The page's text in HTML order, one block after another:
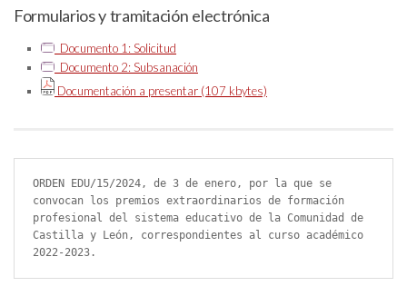
Formularios y tramitación electrónica
Documento 1: Solicitud
Documento 2: Subsanación
Documentación a presentar (107 kbytes)
ORDEN EDU/15/2024, de 3 de enero, por la que se
convocan los premios extraordinarios de formación
profesional del sistema educativo de la Comunidad de
Castilla y León, correspondientes al curso académico
2022-2023.